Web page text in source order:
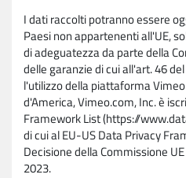
I dati raccolti potranno essere
Paesi non appartenenti all'UE,
di adeguatezza da parte della
delle garanzie di cui all'art. 46
l'utilizzo della piattaforma
d'America, Vimeo.com, Inc. è
Framework List (https://
di cui al EU-US Data Privacy
Decisione della Commissione
2023.